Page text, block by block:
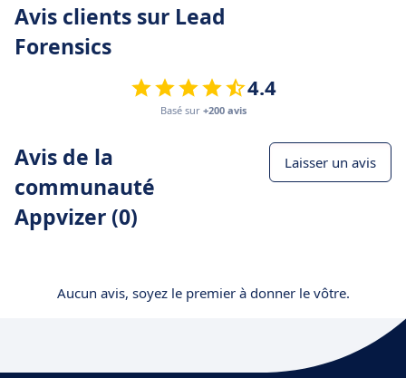
Avis clients sur Lead
Forensics
4.4
Basé sur +200 avis
Avis de la
communauté
Appvizer (0)
Laisser un avis
Aucun avis, soyez le premier à donner le vôtre.